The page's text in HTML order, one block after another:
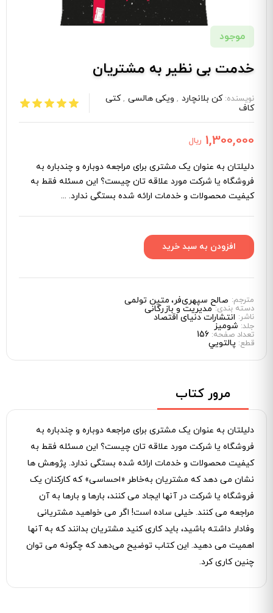
موجود
خدمت بی نظیر به مشتریان
نویسنده:کن بلانچارد , ویکی هالسی ,کتی
کاف
1,300,000 ریال
دلیلتان به‌ عنوان یک مشتری برای مراجعه دوباره و چندباره به
فروشگاه یا شرکت مورد علاقه ­تان چیست؟ این مسئله فقط به
کیفیت محصولات و خدمات ارائه ‌شده بستگی ندارد. ...
مترجم: صالح سپهری‌فر متین تولمی
دسته بندی: مدیریت و بازرگانی
ناشر: انتشارات دنیای اقتصاد
جلد: شوميز
تعداد صفحه: 156
قطع: پالتويي
مرور کتاب
دلیلتان به‌ عنوان یک مشتری برای مراجعه دوباره و چندباره به
فروشگاه یا شرکت مورد علاقه ­تان چیست؟ این مسئله فقط به
کیفیت محصولات و خدمات ارائه ‌شده بستگی ندارد. پژوهش ­ها
نشان می­ دهد که مشتریان به‌خاطر «احساسی» که کارکنان یک
فروشگاه یا شرکت در آنها ایجاد می ­کنند، بارها و بارها به آن
مراجعه می ­کنند. خیلی ساده است! اگر می ‌خواهید مشتریانی
وفادار داشته باشید، باید کاری کنید مشتریان بدانند که به آنها
اهمیت می ­دهید. این کتاب توضیح می‌دهد که چگونه می‌ توان
چنین کاری کرد.